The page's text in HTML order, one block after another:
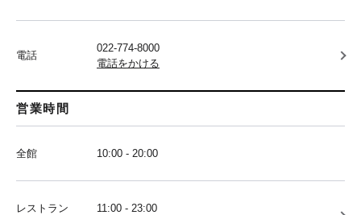
電話
022-774-8000
電話をかける
営業時間
全館 10:00 - 20:00
レストラン
11:00 - 23:00